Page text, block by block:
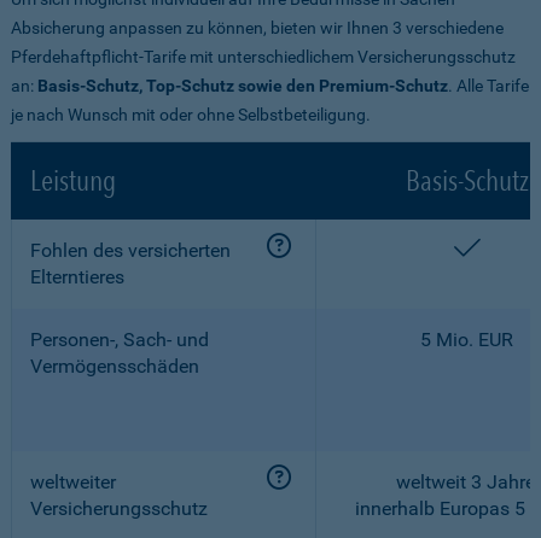
Absicherung anpassen zu können, bieten wir Ihnen 3 verschiedene
Pferdehaftpflicht-Tarife mit unterschiedlichem Versicherungsschutz
an: Basis-Schutz, Top-Schutz sowie den Premium-Schutz. Alle Tarife
je nach Wunsch mit oder ohne Selbstbeteiligung.
Leistung Basis-Schutz
Fohlen des versicherten
Elterntieres
Personen-, Sach- und
Vermögensschäden
5 Mio. EUR
weltweiter
Versicherungsschutz
weltweit 3 Jahre,
innerhalb Europas 5